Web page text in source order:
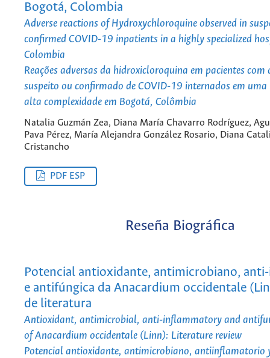
Bogotá, Colombia
Adverse reactions of Hydroxychloroquine observed in
confirmed COVID-19 inpatients in a highly specialized
Colombia
Reações adversas da hidroxicloroquina em pacientes com
suspeito ou confirmado de COVID-19 internados em
alta complexidade em Bogotá, Colômbia
Natalia Guzmán Zea, Diana María Chavarro Rodríguez,
Pava Pérez, María Alejandra González Rosario, Diana
Cristancho
PDF ESP
Reseña Biográfica
Potencial antioxidante, antimicrobiano,
e antifúngica da Anacardium occidentale
de literatura
Antioxidant, antimicrobial, anti-inflammatory and
of Anacardium occidentale (Linn): Literature review
Potencial antioxidante, antimicrobiano, antiinflamatorio